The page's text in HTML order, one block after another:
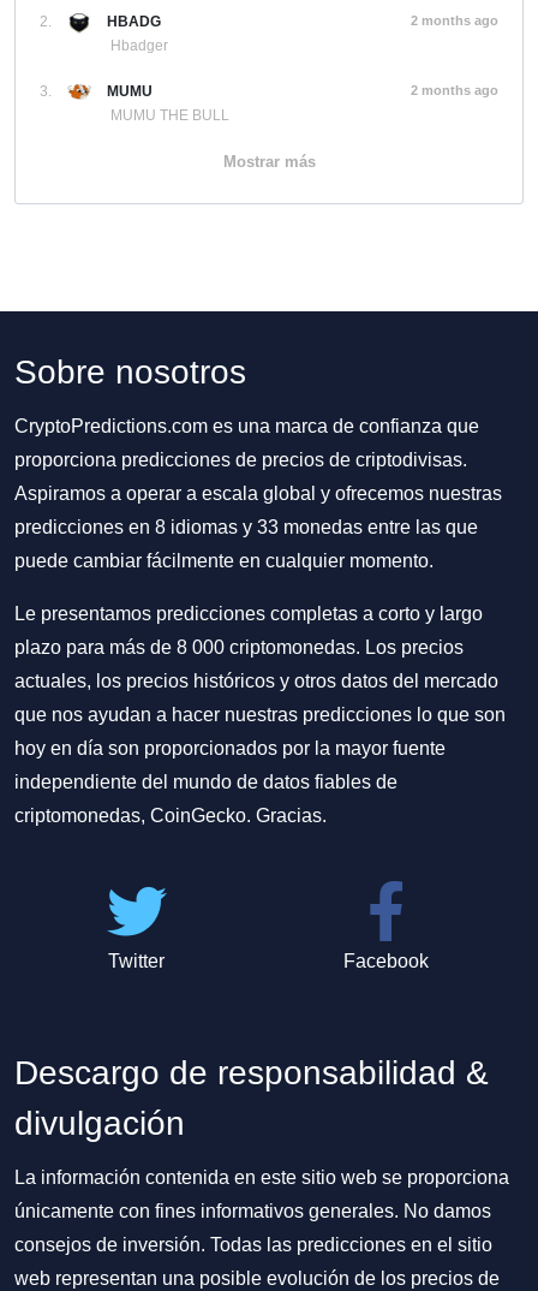
2.
HBADG
Hbadger
2 months ago
3.
MUMU
MUMU THE BULL
2 months ago
Mostrar más
Sobre nosotros
CryptoPredictions.com es una marca de confianza que
proporciona predicciones de precios de criptodivisas.
Aspiramos a operar a escala global y ofrecemos nuestras
predicciones en 8 idiomas y 33 monedas entre las que
puede cambiar fácilmente en cualquier momento.
Le presentamos predicciones completas a corto y largo
plazo para más de 8 000 criptomonedas. Los precios
actuales, los precios históricos y otros datos del mercado
que nos ayudan a hacer nuestras predicciones lo que son
hoy en día son proporcionados por la mayor fuente
independiente del mundo de datos fiables de
criptomonedas, CoinGecko. Gracias.
Twitter Facebook
Descargo de responsabilidad &
divulgación
La información contenida en este sitio web se proporciona
únicamente con fines informativos generales. No damos
consejos de inversión. Todas las predicciones en el sitio
web representan una posible evolución de los precios de